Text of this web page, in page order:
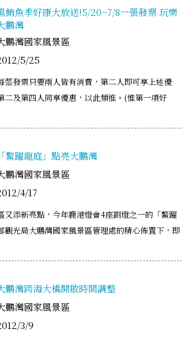
鮪魚季好康大放送!5/20~7/8一張發票 玩樂
鵬灣
鵬灣國家風景區
5/25
張發票只要兩人皆有消費，第二人即可享上述優
二及第四人同享優惠，以此類推。(惟第一項好
「鰲躍龍庭」點亮大鵬灣
鵬灣國家風景區
4/17
又添新亮點，今年鹿港燈會4座副燈之一的「鰲躍
觀光局大鵬灣國家風景區管理處的精心佈置下，即
鵬灣跨海大橋開啟時間調整
鵬灣國家風景區
3/9